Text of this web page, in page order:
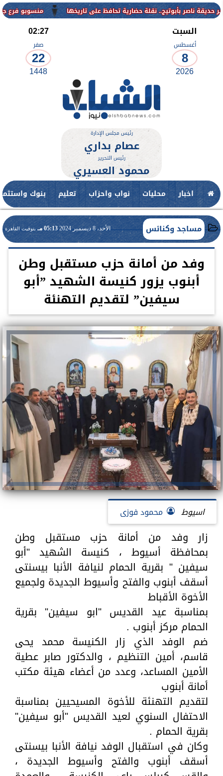
منسوبو فرع جامعة
السبت
أغسطس
8
2026
02:27
صفر
22
1448
رئيس مجلس الإدارة
عصام بداري
رئيس التحرير
محمود العسيري
اخبار محليات نواب واحزاب تعليم بنوك
مساجد وكنائس الأحد، 8 ديسمبر 2024 05:13 مـ بتوقيت القاهرة
وفد من أمانة حزب مستقبل وطن
أبنوب يزور كنيسة الشهيد ”أبو
سيفين” لتقديم التهنئة
اسيوط محمود فوزى
زار وفد من أمانة حزب مستقبل وطن
بمحافظة أسيوط ، كنيسة الشهيد "أبو
سيفين " بقرية الحمام لنيافة الأنبا بيسنتى
أسقف أبنوب والفتح وأسيوط الجديدة ولجميع
الأخوة الأقباط
بمناسبة عيد القديس "ابو سيفين" بقرية
الحمام مركز أبنوب .
ضم الوفد الذي زار الكنيسة محمد يحى
قاسم، أمين التنظيم ، والدكتور صابر عطية
الأمين المساعد، وعدد من أعضاء هيئة مكتب
أمانة أبنوب
لتقديم التهنئة للأخوة المسيحيين بمناسبة
الاحتفال السنوي لعيد القديس "أبو سيفين"
بقرية الحمام .
وكان في استقبال الوفد نيافة الأنبا بيسنتى
أسقف أبنوب والفتح وأسيوط الجديدة ،